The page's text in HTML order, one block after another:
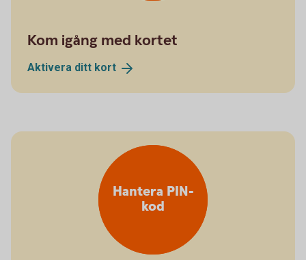
Kom igång med kortet
Aktivera ditt kort
Hantera PIN-
kod